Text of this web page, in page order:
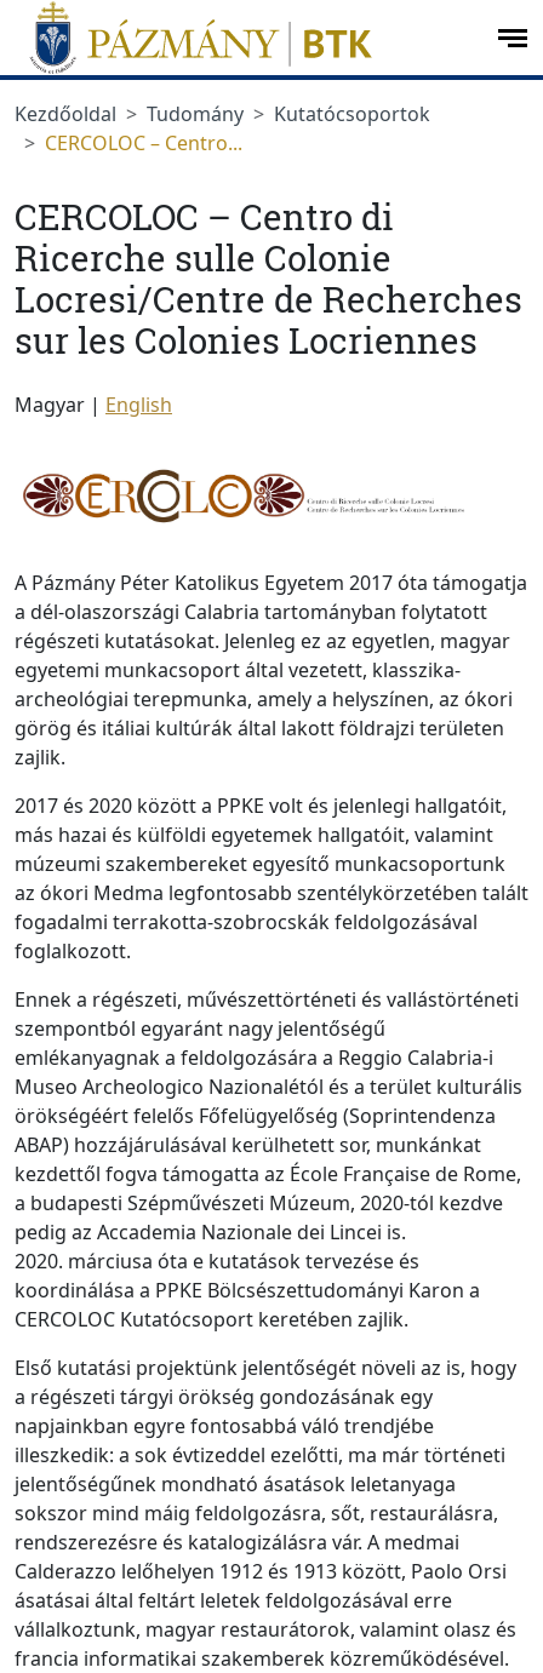
Ugrás a menüre
Ugrás a tartalomra
Kezdőoldal
Tudomány
Kutatócsoportok
CERCOLOC – Centro...
CERCOLOC – Centro di
Ricerche sulle Colonie
Locresi/Centre de Recherches
sur les Colonies Locriennes
Magyar | English
A Pázmány Péter Katolikus Egyetem 2017 óta támogatja
a dél-olaszországi Calabria tartományban folytatott
régészeti kutatásokat. Jelenleg ez az egyetlen, magyar
egyetemi munkacsoport által vezetett, klasszika-
archeológiai terepmunka, amely a helyszínen, az ókori
görög és itáliai kultúrák által lakott földrajzi területen
zajlik.
2017 és 2020 között a PPKE volt és jelenlegi hallgatóit,
más hazai és külföldi egyetemek hallgatóit, valamint
múzeumi szakembereket egyesítő munkacsoportunk
az ókori Medma legfontosabb szentélykörzetében talált
fogadalmi terrakotta-szobrocskák feldolgozásával
foglalkozott.
Ennek a régészeti, művészettörténeti és vallástörténeti
szempontból egyaránt nagy jelentőségű
emlékanyagnak a feldolgozására a Reggio Calabria-i
Museo Archeologico Nazionalétól és a terület kulturális
örökségéért felelős Főfelügyelőség (Soprintendenza
ABAP) hozzájárulásával kerülhetett sor, munkánkat
kezdettől fogva támogatta az École Française de Rome,
a budapesti Szépművészeti Múzeum, 2020-tól kezdve
pedig az Accademia Nazionale dei Lincei is.
2020. márciusa óta e kutatások tervezése és
koordinálása a PPKE Bölcsészettudományi Karon a
CERCOLOC Kutatócsoport keretében zajlik.
Első kutatási projektünk jelentőségét növeli az is, hogy
a régészeti tárgyi örökség gondozásának egy
napjainkban egyre fontosabbá váló trendjébe
illeszkedik: a sok évtizeddel ezelőtti, ma már történeti
jelentőségűnek mondható ásatások leletanyaga
sokszor mind máig feldolgozásra, sőt, restaurálásra,
rendszerezésre és katalogizálásra vár. A medmai
Calderazzo lelőhelyen 1912 és 1913 között, Paolo Orsi
ásatásai által feltárt leletek feldolgozásával erre
vállalkoztunk, magyar restaurátorok, valamint olasz és
francia informatikai szakemberek közreműködésével.